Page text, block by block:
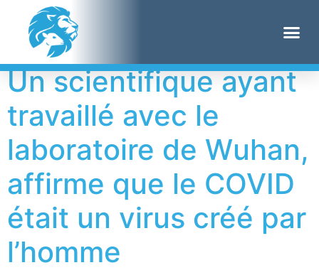
Étiquette :
Un scientifique ayant
travaillé avec le
laboratoire de Wuhan,
affirme que le COVID
était un virus créé par
l’homme